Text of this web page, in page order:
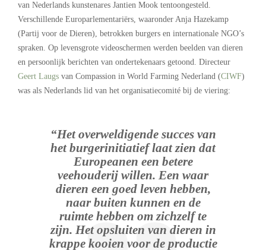
van Nederlands kunstenares Jantien Mook tentoongesteld.
Verschillende Europarlementariërs, waaronder Anja Hazekamp
(Partij voor de Dieren), betrokken burgers en internationale NGO’s
spraken. Op levensgrote videoschermen werden beelden van dieren
en persoonlijk berichten van ondertekenaars getoond. Directeur
Geert Laugs van Compassion in World Farming Nederland (CIWF)
was als Nederlands lid van het organisatiecomité bij de viering:
“Het overweldigende succes van
het burgerinitiatief laat zien dat
Europeanen een betere
veehouderij willen. Een waar
dieren een goed leven hebben,
naar buiten kunnen en de
ruimte hebben om zichzelf te
zijn. Het opsluiten van dieren in
krappe kooien voor de productie